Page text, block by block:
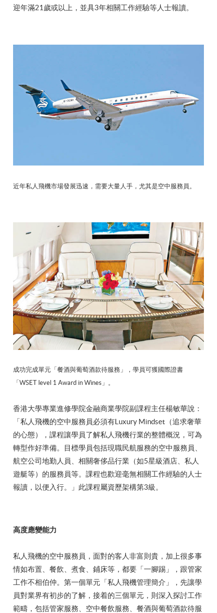
迎年滿21歲或以上，並具3年相關工作經驗等人士報讀。
近年私人飛機市場發展迅速，需要大量人手，尤其是空中服務員。
成功完成單元「餐酒與葡萄酒款待服務」，學員可獲國際證書
「WSET level 1 Award in Wines」。
香港大學專業進修學院金融商業學院副課程主任楊敏華說：
「私人飛機的空中服務員必須有Luxury Mindset（追求奢華
的心態），課程讓學員了解私人飛機行業的整體概況，可為
轉型作好準備。目標學員包括現職民航服務的空中服務員、
航空公司地勤人員、相關奢侈品行業（如5星級酒店、私人
遊艇等）的服務員等。課程也歡迎毫無相關工作經驗的人士
報讀，以便入行。」此課程屬資歷架構第3級。
高度應變能力
私人飛機的空中服務員，面對的客人非富則貴，加上很多事
情如布置、餐飲、煮食、鋪床等，都要「一腳踢」，跟管家
工作不相伯仲。第一個單元「私人飛機管理簡介」，先讓學
員對業界有初步的了解，接着的三個單元，則深入探討工作
範疇，包括管家服務、空中餐飲服務、餐酒與葡萄酒款待服